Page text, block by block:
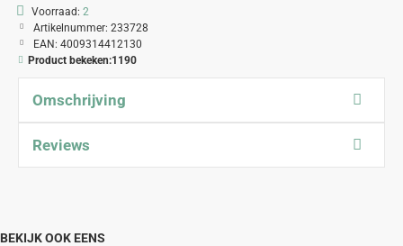
Voorraad: 2
Artikelnummer: 233728
EAN: 4009314412130
Product bekeken:1190
Omschrijving
Reviews
BEKIJK OOK EENS